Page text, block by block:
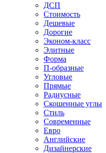
ДСП
Стоимость
Дешевые
Дорогие
Эконом-класс
Элитные
Форма
П-образные
Угловые
Прямые
Радиусные
Скошенные углы
Стиль
Современные
Евро
Английские
Дизайнерские